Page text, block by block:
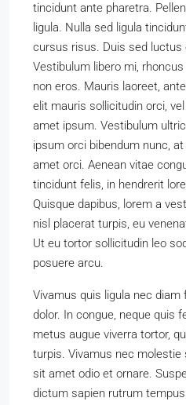
tincidunt ante pharetra.
ligula. Nulla sed ligula
cursus risus. Duis sed luctus
Vestibulum libero mi,
non eros. Mauris laoreet,
elit mauris sollicitudin orci,
amet ipsum. Vestibulum
ipsum orci bibendum nunc,
amet orci. Aenean vitae
tincidunt felis, in hendrerit
Quisque dapibus, lorem a
nisl placerat turpis, eu
Ut eu tortor sollicitudin leo
posuere arcu.
Vivamus quis ligula nec
dolor. In congue, neque quis
metus augue viverra tortor,
turpis. Vivamus nec
sit amet odio et ornare.
dictum sapien rutrum